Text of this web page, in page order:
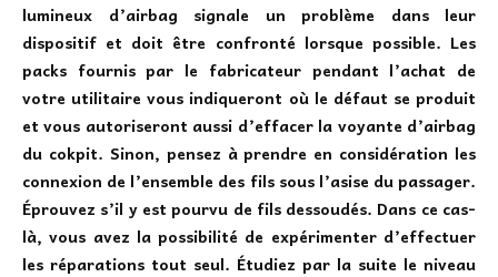
lumineux d’airbag signale un problème dans leur
dispositif et doit être confronté lorsque possible. Les
packs fournis par le fabricateur pendant l’achat de
votre utilitaire vous indiqueront où le défaut se produit
et vous autoriseront aussi d’effacer la voyante d’airbag
du cokpit. Sinon, pensez à prendre en considération les
connexion de l’ensemble des fils sous l’asise du passager.
Éprouvez s’il y est pourvu de fils dessoudés. Dans ce cas-
là, vous avez la possibilité de expérimenter d’effectuer
les réparations tout seul. Étudiez par la suite le niveau